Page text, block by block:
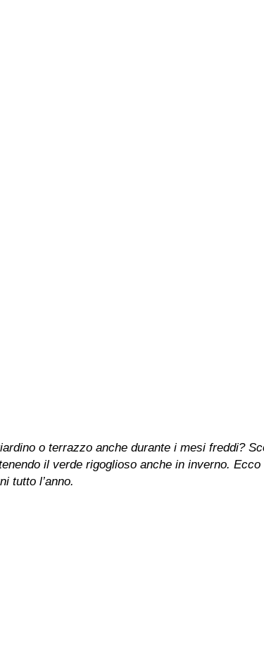
o terrazzo anche durante i mesi freddi?
il verde rigoglioso anche in inverno.
tutto l’anno.